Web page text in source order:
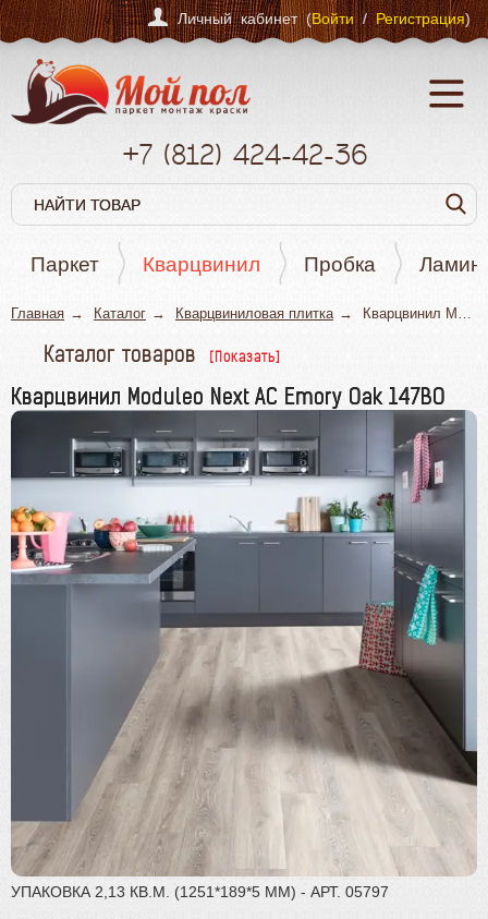
Личный кабинет (Войти/Регистрация)
+7 (812) 424-42-36
Паркет Кварцвинил Пробка
Главная Каталог Кварцвиниловая плитка Кварцвинил Moduleo Next AC Emory Oak 147BO
Каталог товаров
Паркет
Пробка
Ламинат
Плинтус
Паркетная химия
Масла и краски
Инструмент и расходные материалы
Кварцвинил Moduleo Next AC Emory Oak 147BO
УПАКОВКА 2,13 КВ.М. (1251*189*5 ММ) - АРТ. 05797